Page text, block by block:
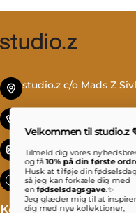
studio.z c/o Mads Z
info@studioz.dk
Mandag til torsdag: 8 -
Kollektioner
Velkommen til studio.z
Tilmeld dig vores
og få10% på din første
Husk at tilføje din
så jeg kan forkæle dig med
enfødselsdagsgave.✨
Jeg glæder mig til at
dig med nye kollektioner,